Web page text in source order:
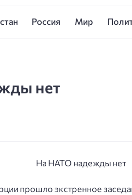
Россия Мир
нет
прошло экстренное